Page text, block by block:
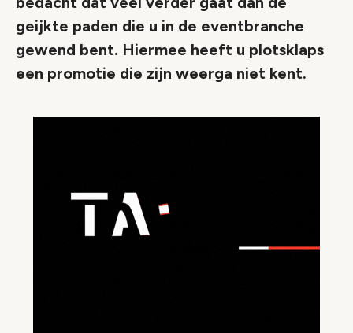
geijkte paden die u in de eventbranche
gewend bent. Hiermee heeft u plotsklaps
een promotie die zijn weerga niet kent.